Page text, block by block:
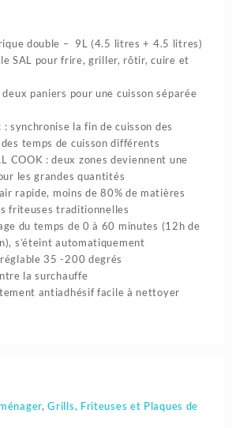
double – 9L (4.5 litres + 4.5 litres)
SAL pour frire, griller, rôtir, cuire et
deux paniers pour une cuisson séparée
: synchronise la fin de cuisson des
temps de cuisson différents
COOK : deux zones deviennent une
les grandes quantités
rapide, moins de 80% de matières
friteuses traditionnelles
du temps de 0 à 60 minutes (12h de
s’éteint automatiquement
35 -200 degrés
la surchauffe
antiadhésif facile à nettoyer
,Grills, Friteuses et Plaques de